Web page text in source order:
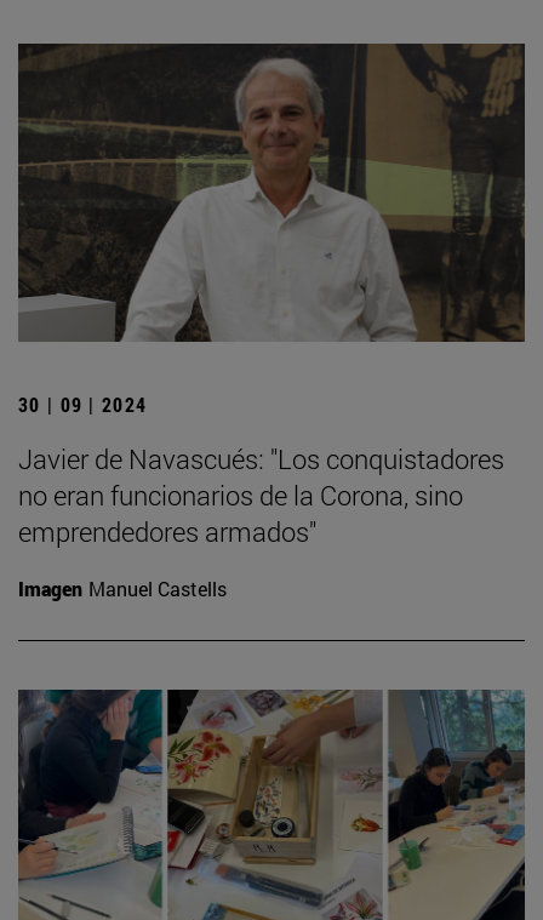
30 | 09 | 2024
Javier de Navascués: "Los conquistadores
no eran funcionarios de la Corona, sino
emprendedores armados"
Imagen Manuel Castells